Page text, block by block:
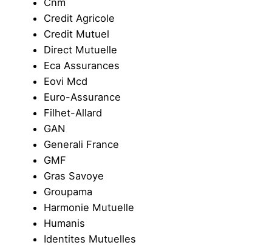
Credit Agricole
Credit Mutuel
Direct Mutuelle
Eca Assurances
Eovi Mcd
Euro-Assurance
Filhet-Allard
GAN
Generali France
GMF
Gras Savoye
Groupama
Harmonie Mutuelle
Humanis
Identites Mutuelles